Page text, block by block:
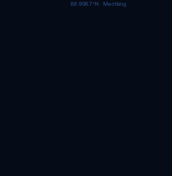
89.9984°N · Meritking